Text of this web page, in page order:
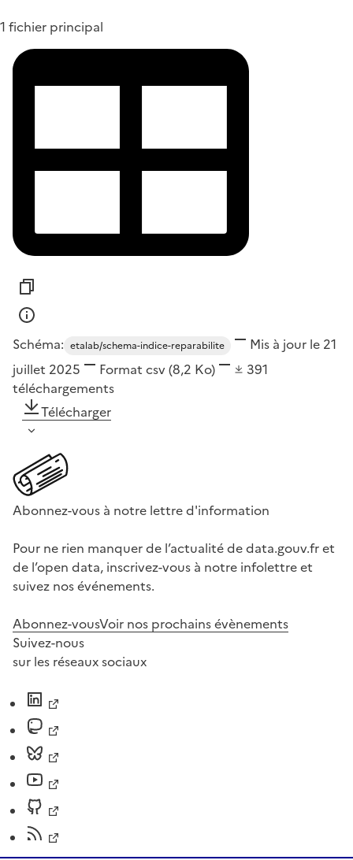
1 fichier principal
Schéma: etalab/schema-indice-reparabilite
Mis à jour le 21
juillet 2025
Format csv(8,2 Ko)
391
téléchargements
Télécharger
Abonnez-vous à notre lettre d'information
Pour ne rien manquer de l’actualité de data.gouv.fr et
de l’open data, inscrivez-vous à notre infolettre et
suivez nos événements.
Abonnez-vousVoir nos prochains évènements
Suivez-nous
sur les réseaux sociaux